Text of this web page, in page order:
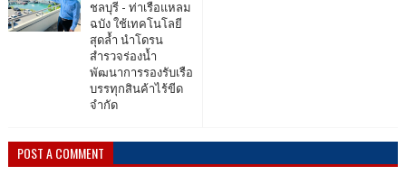
ชลบุรี - ท่าเรือแหลม
ฉบัง ใช้เทคโนโลยี
สุดล้ำ นำโดรน
สำรวจร่องน้ำ
พัฒนาการรองรับเรือ
บรรทุกสินค้าไร้ขีด
จำกัด
POST A COMMENT